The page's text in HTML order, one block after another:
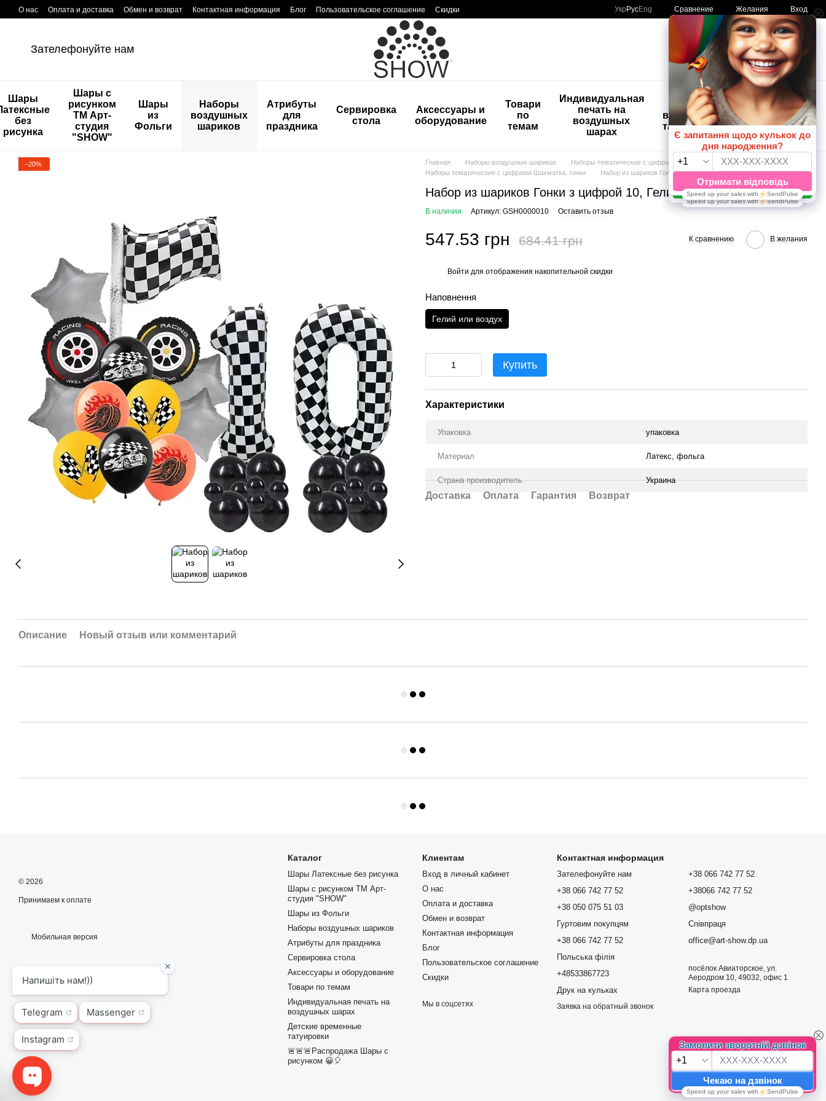
Перейти к основному контенту
О нас Оплата и доставка Обмен и возврат Контактная информация Блог Пользовательское соглашение Скидки Укр РусEng Сравнение Желания Вход
Зателефонуйте нам Мой заказ
Шары
без
рисунка
Шары с
рисунком
ТМ Арт-
студия
"SHOW"
Шары
из
Фольги
Наборы
воздушных
шариков
Атрибуты
для
праздника
Сервировка
стола
Аксессуары и
оборудование
Товари
по
темам
Индивидуальная
печать на
воздушных
шарах
Детские
временные
татуировки
🚨🚨🚨
Распродажа
Шары с
рисунком
😀🎈
−20% Главная Наборы воздушных шариков
Наборы тематические с цифрами
Наборы тематические с цифрами Шахматка, гонки
Набор из шариков Гонки з цифрой 10, Гелий или воздух
Набор из шариков Гонки з цифрой 10, Гелий или воздух
В наличии Артикул: GSH0000010 Оставить отзыв
547.53 грн 684.41 грн К сравнению В желания
Войти для отображения накопительной скидки
Наповнення
Гелий или воздух
Купить
Характеристики
Упаковка упаковка
Материал Латекс, фольга
Страна производитель Украина
Доставка Оплата Гарантия Возврат
Описание Новый отзыв или комментарий
© 2026
Принимаем к оплате
Мобильная версия
Каталог
Шары Латексные без рисунка
Шары с рисунком ТМ Арт-
студия "SHOW"
Шары из Фольги
Наборы воздушных шариков
Атрибуты для праздника
Сервировка стола
Аксессуары и оборудование
Товари по темам
Индивидуальная печать на
воздушных шарах
Детские временные
татуировки
🚨🚨🚨Распродажа Шары с
рисунком 😀🎈
Клиентам
Вход в личный кабинет
О нас
Оплата и доставка
Обмен и возврат
Контактная информация
Блог
Пользовательское соглашение
Скидки
Мы в соцсетях
Контактная информация
Зателефонуйте нам
+38 066 742 77 52
+38 050 075 51 03
Гуртовим покупцям
+38 066 742 77 52
Польська філія
+48533867723
Друк на кульках
Заявка на обратный звонок
+38 066 742 77 52
+38066 742 77 52
@optshow
Співпраця
office@art-show.dp.ua
посёлок Авиаторское, ул.
Аеродром 10, 49032, офис 1
Карта проезда